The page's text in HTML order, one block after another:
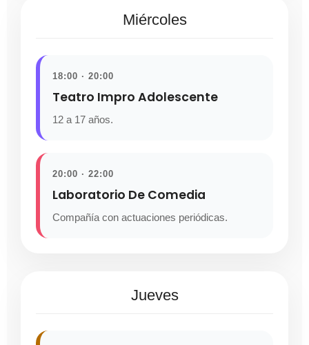
Miércoles
18:00 · 20:00
Teatro Impro Adolescente
12 a 17 años.
20:00 · 22:00
Laboratorio De Comedia
Compañía con actuaciones periódicas.
Jueves